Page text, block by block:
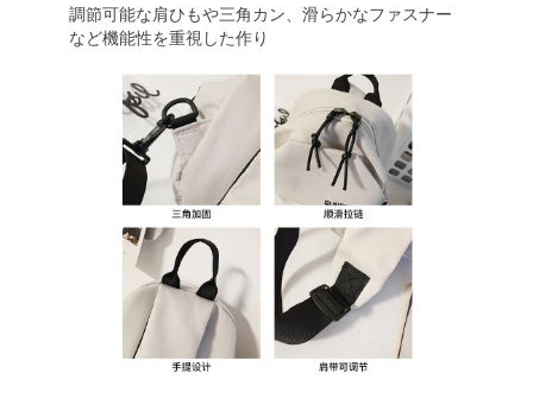
調節可能な肩ひもや三角カン、滑らかなファスナー
など機能性を重視した作り